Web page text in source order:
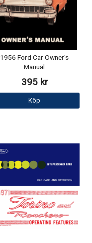
1956 Ford Car Owner's
Manual
395 kr
Köp